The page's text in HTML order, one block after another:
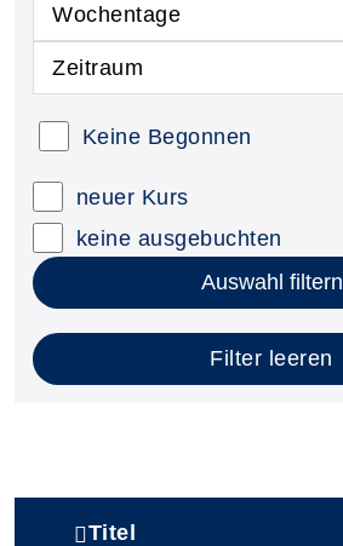
Wochentage
Zeitraum
Keine Begonnen
neuer Kurs
keine ausgebuchten
Auswahl filtern
Filter leeren
Titel